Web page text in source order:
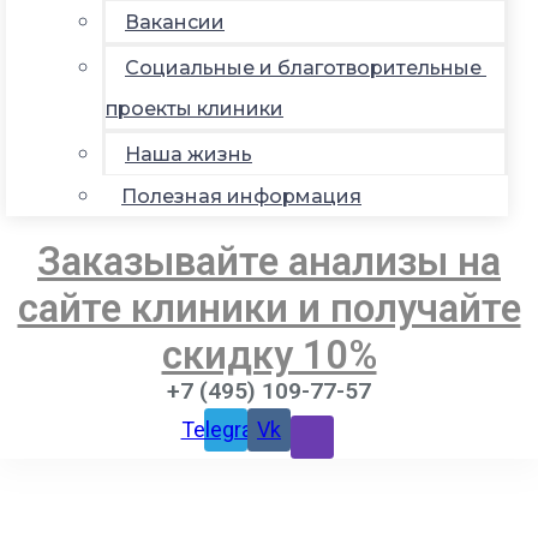
Вакансии
Социальные и благотворительные
проекты клиники
Наша жизнь
Полезная информация
Заказывайте анализы на
сайте клиники и получайте
скидку 10%
+7 (495) 109-77-57
TelegramVk